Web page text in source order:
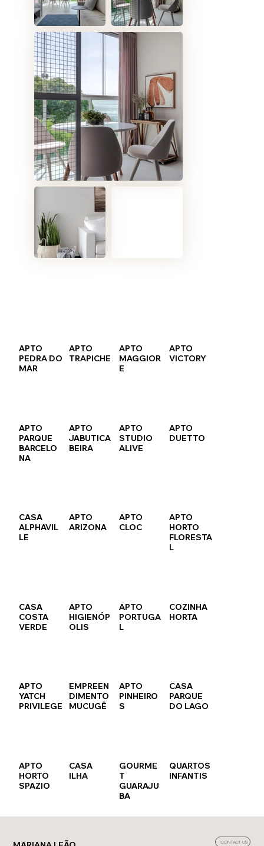
APTO
PEDRA DO
MAR
APTO
TRAPICHE
APTO
MAGGIOR
E
APTO
VICTORY
APTO
PARQUE
BARCELO
NA
APTO
JABUTICA
BEIRA
APTO
STUDIO
ALIVE
APTO
DUETTO
CASA
ALPHAVIL
LE
APTO
ARIZONA
APTO
CLOC
APTO
HORTO
FLORESTA
L
CASA
COSTA
VERDE
APTO
HIGIENÓP
OLIS
APTO
PORTUGA
L
COZINHA
HORTA
APTO
YATCH
PRIVILEGE
EMPREEN
DIMENTO
MUCUGÊ
APTO
PINHEIRO
S
CASA
PARQUE
DO LAGO
APTO
HORTO
SPAZIO
CASA
ILHA
GOURME
T
GUARAJU
BA
QUARTOS
INFANTIS
CONTACT US